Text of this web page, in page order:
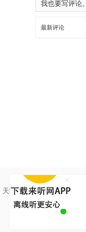
最新评论
天听网绝大多数作品拥有